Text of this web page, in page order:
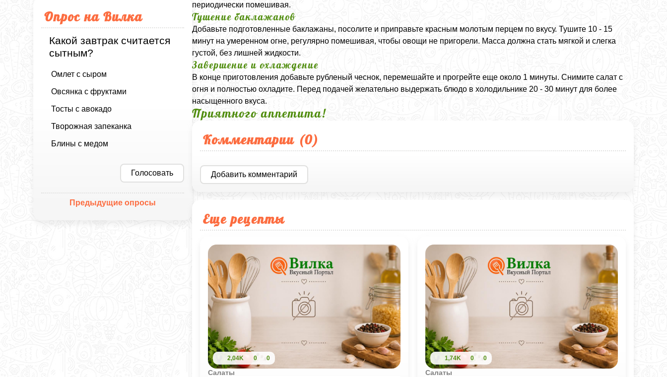
Опрос на Вилка
Какой завтрак считается
сытным?
Омлет с сыром
Овсянка с фруктами
Тосты с авокадо
Творожная запеканка
Блины с медом
Голосовать
Предыдущие опросы
периодически помешивая.
Тушение баклажанов
Добавьте подготовленные баклажаны, посолите и приправьте красным молотым перцем по вкусу. Тушите 10 - 15
минут на умеренном огне, регулярно помешивая, чтобы овощи не пригорели. Масса должна стать мягкой и слегка
густой, без лишней жидкости.
Завершение и охлаждение
В конце приготовления добавьте рубленый чеснок, перемешайте и прогрейте еще около 1 минуты. Снимите салат с
огня и полностью охладите. Перед подачей желательно выдержать блюдо в холодильнике 20 - 30 минут для более
насыщенного вкуса.
Приятного аппетита!
Комментарии (0)
Добавить комментарий
Еще рецепты
2,04K 0 0
Салаты
1,74K 0 0
Салаты